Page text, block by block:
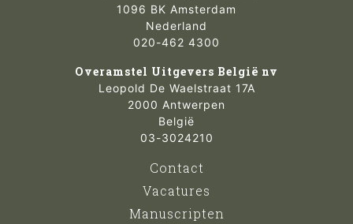
1096 BK Amsterdam
Nederland
020-462 4300
Overamstel Uitgevers België nv
Leopold De Waelstraat 17A
2000 Antwerpen
België
03-3024210
Contact
Vacatures
Manuscripten